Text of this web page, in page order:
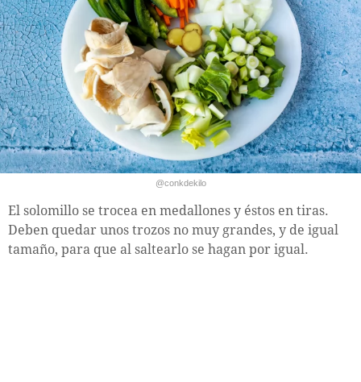
@conkdekilo
El solomillo se trocea en medallones y éstos en tiras.
Deben quedar unos trozos no muy grandes, y de igual
tamaño, para que al saltearlo se hagan por igual.